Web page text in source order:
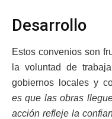
Desarrollo
Estos convenios son
la voluntad de
gobiernos locales y
es que las obras
acción refleje la